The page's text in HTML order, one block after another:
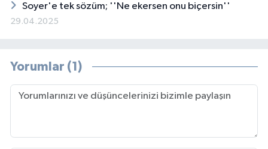
Soyer'e tek sözüm; ''Ne ekersen onu biçersin''
29.04.2025
Yorumlar (1)